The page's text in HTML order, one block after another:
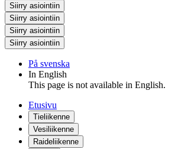
Siirry asiointiin
Siirry asiointiin
Siirry asiointiin
Siirry asiointiin
På svenska
In English
This page is not available in English.
Etusivu
Tieliikenne
Vesiliikenne
Raideliikenne